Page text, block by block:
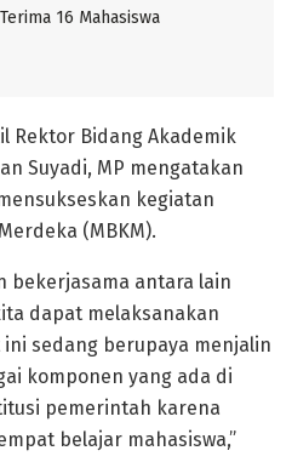
16 Mahasiswa
Rektor Bidang Akademik
Suyadi, MP mengatakan
kegiatan
(MBKM).
bekerjasama antara lain
dapat melaksanakan
ini sedang berupaya menjalin
komponen yang ada di
pemerintah karena
belajar mahasiswa,”